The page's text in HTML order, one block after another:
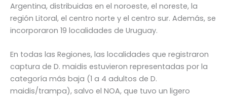
Argentina, distribuidas en el noroeste, el noreste, la
región Litoral, el centro norte y el centro sur. Además, se
incorporaron 19 localidades de Uruguay.
En todas las Regiones, las localidades que registraron
captura de D. maidis estuvieron representadas por la
categoría más baja (1 a 4 adultos de D.
maidis/trampa), salvo el NOA, que tuvo un ligero